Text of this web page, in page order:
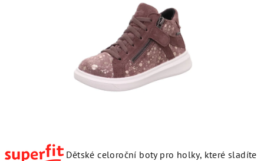
Dětské celoroční boty pro holky, které sladíte